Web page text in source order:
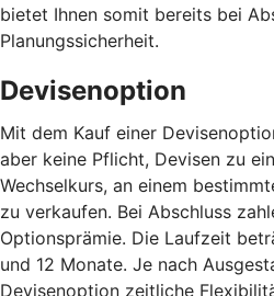
bietet Ihnen somit bereits bei
Planungssicherheit.
Devisenoption
Mit dem Kauf einer
aber keine Pflicht, Devisen zu
Wechselkurs, an einem
zu verkaufen. Bei Abschluss
Optionsprämie. Die Laufzeit
und 12 Monate. Je nach
Devisenoption zeitliche